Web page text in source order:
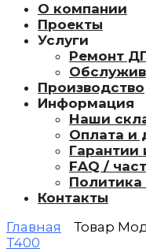
О компании
Проекты
Услуги
Ремонт
Производство
Информация
Наши
Оплата и
Гарантии
FAQ /
Контакты
Главная
Товар
Т400